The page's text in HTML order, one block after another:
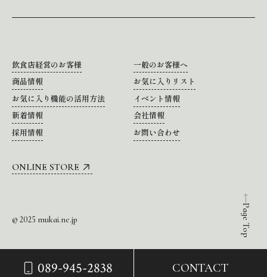
089-945-2838 CONTACT
Page Top
飲食店経営のお客様
一般のお客様へ
商品情報
お気に入りリスト
お気に入り機能の活用方法
イベント情報
新着情報
会社情報
採用情報
お問い合わせ
ONLINE STORE
© 2025 mukai.ne.jp